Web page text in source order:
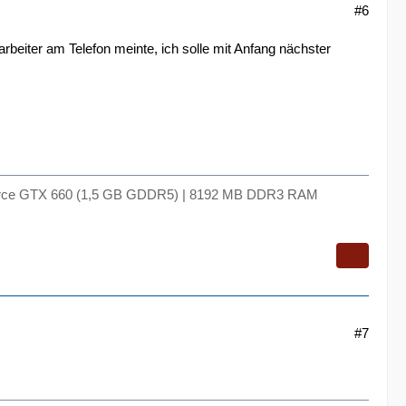
#6
am Telefon meinte, ich solle mit Anfang nächster
GTX 660 (1,5 GB GDDR5) | 8192 MB DDR3 RAM
#7